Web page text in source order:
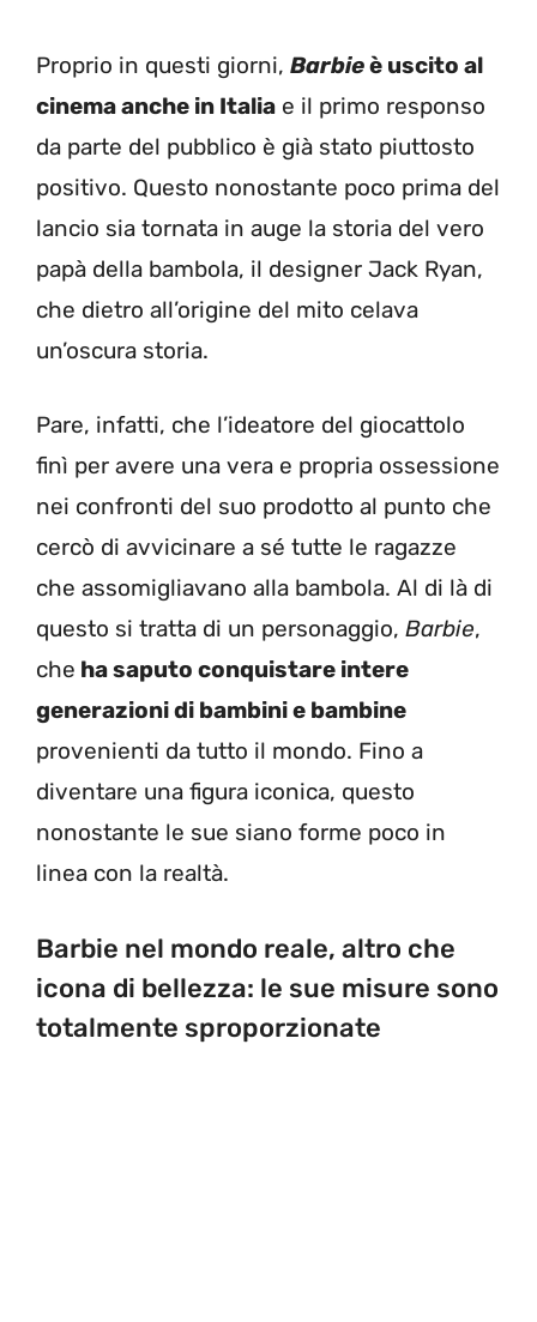
Proprio in questi giorni, Barbieè uscito al
cinema anche in Italia e il primo responso
da parte del pubblico è già stato piuttosto
positivo. Questo nonostante poco prima del
lancio sia tornata in auge la storia del vero
papà della bambola, il designer Jack Ryan,
che dietro all’origine del mito celava
un’oscura storia.
Pare, infatti, che l’ideatore del giocattolo
finì per avere una vera e propria ossessione
nei confronti del suo prodotto al punto che
cercò di avvicinare a sé tutte le ragazze
che assomigliavano alla bambola. Al di là di
questo si tratta di un personaggio, Barbie,
che ha saputo conquistare intere
generazioni di bambini e bambine
provenienti da tutto il mondo. Fino a
diventare una figura iconica, questo
nonostante le sue siano forme poco in
linea con la realtà.
Barbie nel mondo reale, altro che
icona di bellezza: le sue misure sono
totalmente sproporzionate